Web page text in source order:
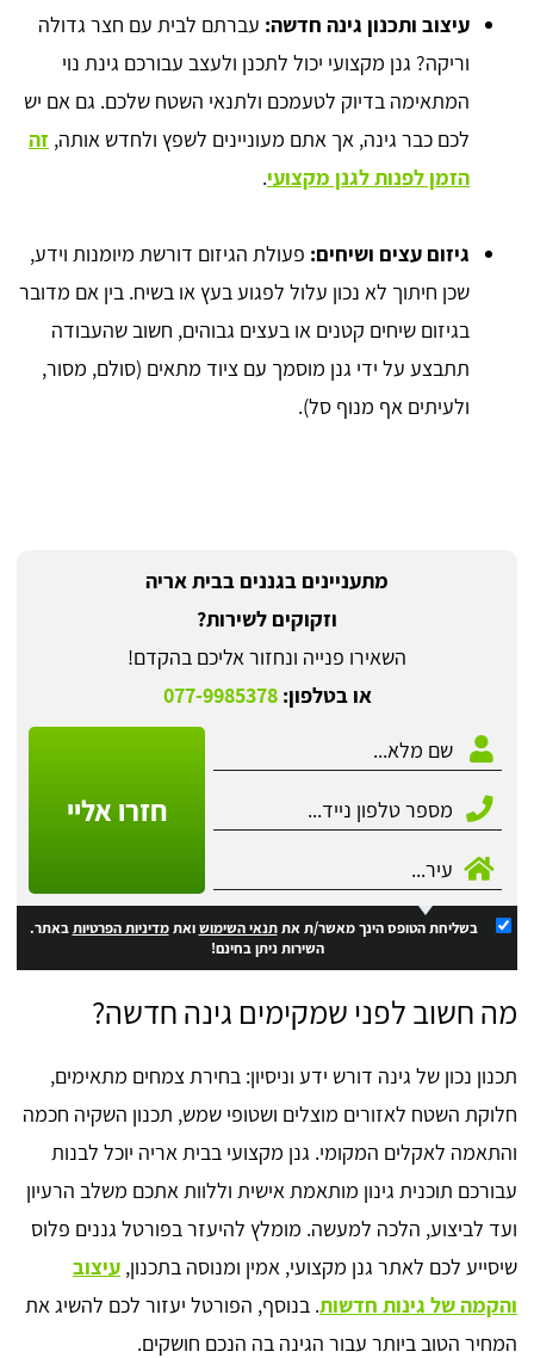
עיצוב ותכנון גינה חדשה: עברתם לבית עם חצר גדולה
וריקה? גנן מקצועי יכול לתכנן ולעצב עבורכם גינת נוי
המתאימה בדיוק לטעמכם ולתנאי השטח שלכם. גם אם יש
לכם כבר גינה, אך אתם מעוניינים לשפץ ולחדש אותה, זה
הזמן לפנות לגנן מקצועי.
גיזום עצים ושיחים: פעולת הגיזום דורשת מיומנות וידע,
שכן חיתוך לא נכון עלול לפגוע בעץ או בשיח. בין אם מדובר
בגיזום שיחים קטנים או בעצים גבוהים, חשוב שהעבודה
תתבצע על ידי גנן מוסמך עם ציוד מתאים (סולם, מסור,
ולעיתים אף מנוף סל).
מתעניינים בגננים בבית אריה
וזקוקים לשירות?
השאירו פנייה ונחזור אליכם בהקדם!
או בטלפון:077-9985378
חזרו אליי
בשליחת הטופס הינך מאשר/ת אתתנאי השימושואתמדיניות הפרטיותבאתר.
השירות ניתן בחינם!
מה חשוב לפני שמקימים גינה חדשה?
תכנון נכון של גינה דורש ידע וניסיון: בחירת צמחים מתאימים,
חלוקת השטח לאזורים מוצלים ושטופי שמש, תכנון השקיה חכמה
והתאמה לאקלים המקומי. גנן מקצועי בבית אריה יוכל לבנות
עבורכם תוכנית גינון מותאמת אישית וללוות אתכם משלב הרעיון
ועד לביצוע, הלכה למעשה. מומלץ להיעזר בפורטל גננים פלוס
שיסייע לכם לאתר גנן מקצועי, אמין ומנוסה בתכנון, עיצוב
והקמה של גינות חדשות. בנוסף, הפורטל יעזור לכם להשיג את
המחיר הטוב ביותר עבור הגינה בה הנכם חושקים.